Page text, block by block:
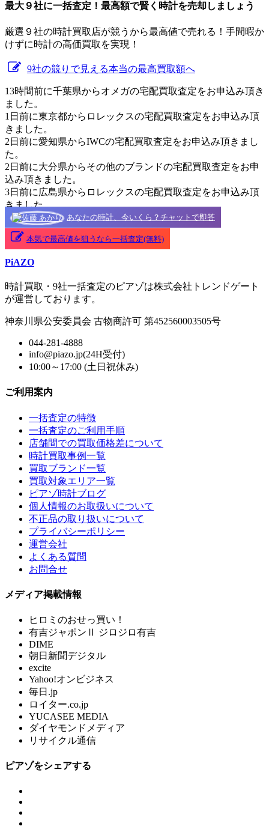
最大９社に一括査定！ 最高額で賢く時計を売却しましょう
厳選９社の時計買取店が競うから最高値で売れる！手間暇か
けずに時計の高価買取を実現！
9社の競りで見える本当の最高買取額へ
13時間前に千葉県からオメガの宅配買取査定をお申込み頂き
ました。
1日前に東京都からロレックスの宅配買取査定をお申込み頂
きました。
2日前に愛知県からIWCの宅配買取査定をお申込み頂きまし
た。
2日前に大分県からその他のブランドの宅配買取査定をお申
込み頂きました。
3日前に広島県からロレックスの宅配買取査定をお申込み頂
きました。
あなたの時計、今いくら？チャットで即答
本気で最高値を狙うなら一括査定(無料)
PiAZO
時計買取・9社一括査定のピアゾは株式会社トレンドゲート
が運営しております。
神奈川県公安委員会 古物商許可 第452560003505号
044-281-4888
info@piazo.jp(24H受付)
10:00～17:00 (土日祝休み)
ご利用案内
一括査定の特徴
一括査定のご利用手順
店舗間での買取価格差について
時計買取事例一覧
買取ブランド一覧
買取対象エリア一覧
ピアゾ時計ブログ
個人情報のお取扱いについて
不正品の取り扱いについて
プライバシーポリシー
運営会社
よくある質問
お問合せ
メディア掲載情報
ヒロミのおせっ買い！
有吉ジャポンⅡ ジロジロ有吉
DIME
朝日新聞デジタル
excite
Yahoo!オンビジネス
毎日.jp
ロイター.co.jp
YUCASEE MEDIA
ダイヤモンドメディア
リサイクル通信
ピアゾをシェアする